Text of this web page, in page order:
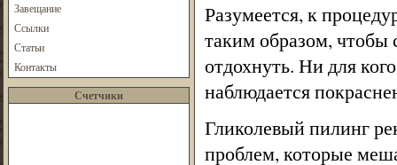
Завещание
Ссылки
Статьи
Контакты
Счетчики
Разумеется, к
таким образом,
отдохнуть. Ни для
наблюдается
Гликолевый пилинг
проблем, которые